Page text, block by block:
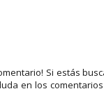
Si estás
en los